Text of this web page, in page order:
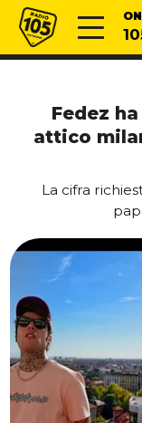
Vai al contenuto
Radio 105
Fedez
attico
La cifra